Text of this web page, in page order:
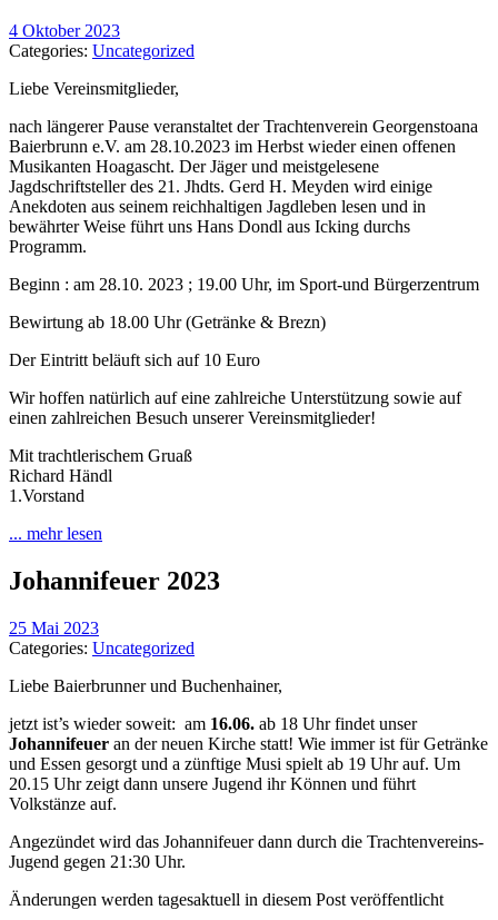
4 Oktober 2023
Categories: Uncategorized
Liebe Vereinsmitglieder,
nach längerer Pause veranstaltet der Trachtenverein Georgenstoana
Baierbrunn e.V. am 28.10.2023 im Herbst wieder einen offenen
Musikanten Hoagascht. Der Jäger und meistgelesene
Jagdschriftsteller des 21. Jhdts. Gerd H. Meyden wird einige
Anekdoten aus seinem reichhaltigen Jagdleben lesen und in
bewährter Weise führt uns Hans Dondl aus Icking durchs
Programm.
Beginn : am 28.10. 2023 ; 19.00 Uhr, im Sport-und Bürgerzentrum
Bewirtung ab 18.00 Uhr (Getränke & Brezn)
Der Eintritt beläuft sich auf 10 Euro
Wir hoffen natürlich auf eine zahlreiche Unterstützung sowie auf
einen zahlreichen Besuch unserer Vereinsmitglieder!
Mit trachtlerischem Gruaß
Richard Händl
1.Vorstand
... mehr lesen
Johannifeuer 2023
25 Mai 2023
Categories: Uncategorized
Liebe Baierbrunner und Buchenhainer,
jetzt ist’s wieder soweit: am 16.06. ab 18 Uhr findet unser
Johannifeuer an der neuen Kirche statt! Wie immer ist für Getränke
und Essen gesorgt und a zünftige Musi spielt ab 19 Uhr auf. Um
20.15 Uhr zeigt dann unsere Jugend ihr Können und führt
Volkstänze auf.
Angezündet wird das Johannifeuer dann durch die Trachtenvereins-
Jugend gegen 21:30 Uhr.
Änderungen werden tagesaktuell in diesem Post veröffentlicht